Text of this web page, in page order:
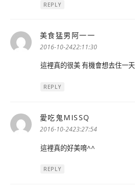
REPLY
美食猛男阿一一
示:
2016-10-2422:11:30
這裡真的很美 有機會想去住一
REPLY
愛吃鬼MISSQ
示:
2016-10-2423:27:54
這裡真的好美唷^^
REPLY